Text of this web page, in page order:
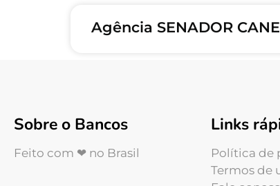
Agência SENADOR
Sobre o Bancos
Feito com ❤ no Brasil
Links
Política de
Termos de